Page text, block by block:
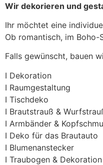
Wir dekorieren und
Ihr möchtet eine
Ob romantisch, im Boho-
Falls gewünscht, bauen
I Dekoration
I Raumgestaltung
I Tischdeko
I Brautstrauß &
I Armbänder &
I Deko für das Brautauto
I Blumenanstecker
I Traubogen &